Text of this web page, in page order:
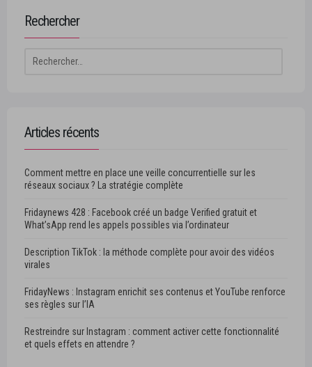
Rechercher
Rechercher :
Articles récents
Comment mettre en place une veille concurrentielle sur les
réseaux sociaux ? La stratégie complète
Fridaynews 428 : Facebook créé un badge Verified gratuit et
What’sApp rend les appels possibles via l’ordinateur
Description TikTok : la méthode complète pour avoir des vidéos
virales
FridayNews : Instagram enrichit ses contenus et YouTube renforce
ses règles sur l’IA
Restreindre sur Instagram : comment activer cette fonctionnalité
et quels effets en attendre ?